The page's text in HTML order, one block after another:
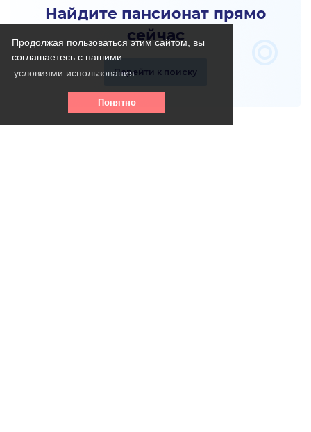
Продолжая пользоваться этим сайтом, вы
соглашаетесь с нашими
условиями использования.
Понятно
Найдите пансионат прямо
сейчас
Перейти к поиску